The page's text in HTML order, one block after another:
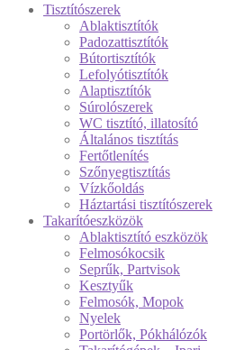
Tisztítószerek
Ablaktisztítók
Padozattisztítók
Bútortisztítók
Lefolyótisztítók
Alaptisztítók
Súrolószerek
WC tisztító, illatosító
Általános tisztítás
Fertőtlenítés
Szőnyegtisztítás
Vízkőoldás
Háztartási tisztítószerek
Takarítóeszközök
Ablaktisztító eszközök
Felmosókocsik
Seprűk, Partvisok
Kesztyűk
Felmosók, Mopok
Nyelek
Portörlők, Pókhálózók